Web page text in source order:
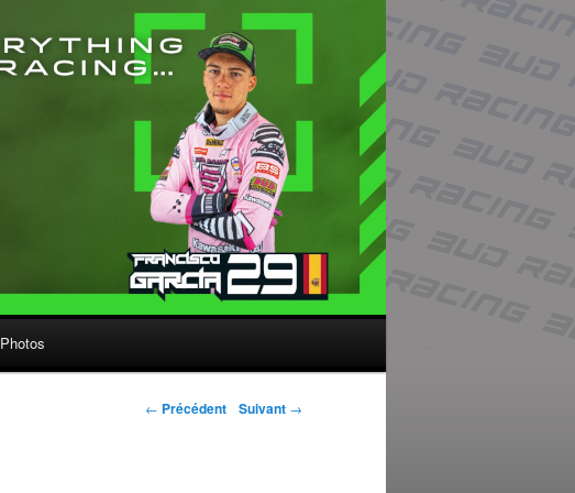
Photos
Navigation des
← Précédent Suivant →